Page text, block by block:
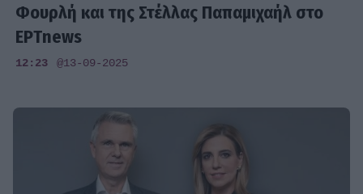
Φουρλή και της Στέλλας Παπαμιχαήλ στο
ΕΡΤnews
12:23 @13-09-2025